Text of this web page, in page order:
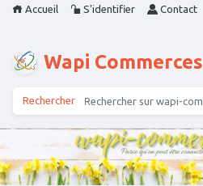
Accueil S'identifier
Contact
Wapi Commerces